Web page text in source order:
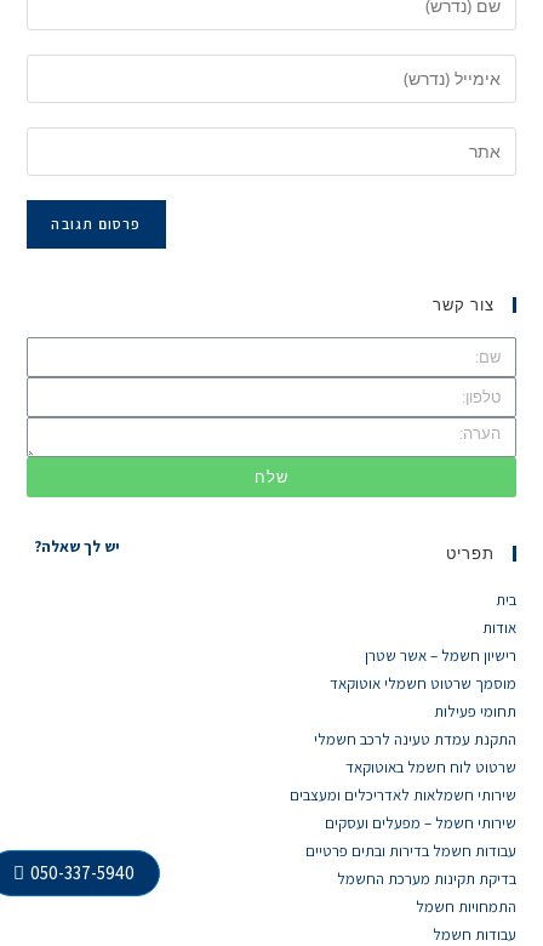
צור קשר
שלח
תפריט
בית
אודות
רישיון חשמל – אשר שטרן
מוסמך שרטוט חשמלי אוטוקאד
תחומי פעילות
התקנת עמדת טעינה לרכב חשמלי
שרטוט לוח חשמל באוטוקאד
שירותי חשמלאות לאדריכלים ומעצבים
שירותי חשמל – מפעלים ועסקים
עבודות חשמל בדירות ובתים פרטיים
בדיקת תקינות מערכת החשמל
התמחויות חשמל
עבודות חשמל
יש לך שאלה?
050-337-5940